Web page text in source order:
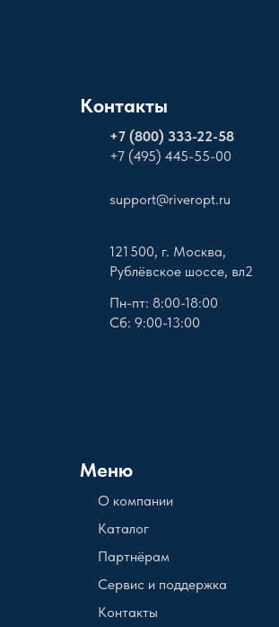
Контакты
+7 (800) 333-22-58
+7 (495) 445-55-00
support@riveropt.ru
Меню
121 500, г. Москва,
Рублёвское шоссе, вл2
О компании
Пн-пт: 8:00-18:00
Сб: 9:00-13:00
Каталог
Партнёрам
Сервис и поддержка
Контакты